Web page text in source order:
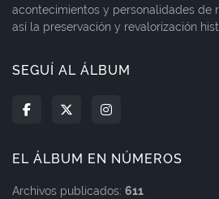
acontecimientos y personalidades de
así la preservación y revalorización
SEGUÍ AL ÁLBUM
EL ÁLBUM EN NÚMEROS
Archivos publicados: 611